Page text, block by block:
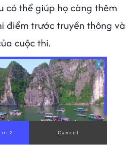
có thể giúp họ càng thêm
điểm trước truyền thông và
cuộc thi.